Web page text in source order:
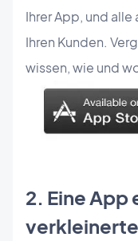
Ihrer App, und
Ihren Kunden.
wissen, wie und
2. Eine App